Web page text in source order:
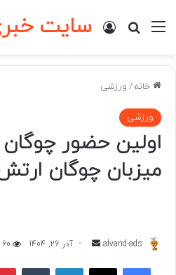
سایت منو جستجو برای
ورود
خانه/ ورزشی
ورزشی
اولین حضور چوگان
میزبان چوگان
alvand-ads
ارسال آذر 26, 1404 60
فیسبوکایکس لینکداینتامبلر